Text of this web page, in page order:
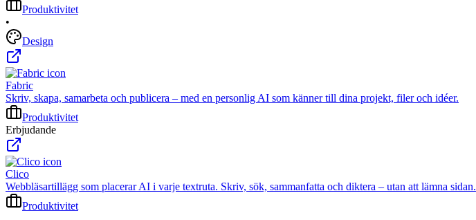
Produktivitet
•
Design
Fabric
Skriv, skapa, samarbeta och publicera – med en personlig AI som känner till dina projekt, filer och idéer.
Produktivitet
Erbjudande
Clico
Webbläsartillägg som placerar AI i varje textruta. Skriv, sök, sammanfatta och diktera – utan att lämna sidan.
Produktivitet